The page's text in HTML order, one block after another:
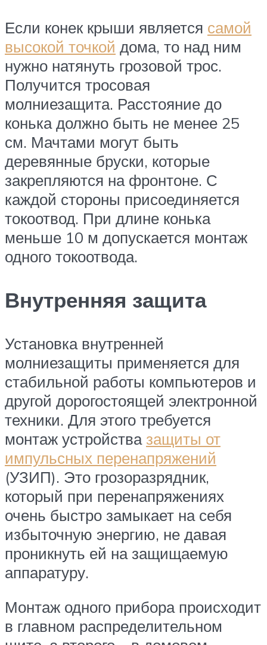
Если конек крыши является самой
высокой точкой дома, то над ним
нужно натянуть грозовой трос.
Получится тросовая
молниезащита. Расстояние до
конька должно быть не менее 25
см. Мачтами могут быть
деревянные бруски, которые
закрепляются на фронтоне. С
каждой стороны присоединяется
токоотвод. При длине конька
меньше 10 м допускается монтаж
одного токоотвода.
Внутренняя защита
Установка внутренней
молниезащиты применяется для
стабильной работы компьютеров и
другой дорогостоящей электронной
техники. Для этого требуется
монтаж устройства защиты от
импульсных перенапряжений
(УЗИП). Это грозоразрядник,
который при перенапряжениях
очень быстро замыкает на себя
избыточную энергию, не давая
проникнуть ей на защищаемую
аппаратуру.
Монтаж одного прибора происходит
в главном распределительном